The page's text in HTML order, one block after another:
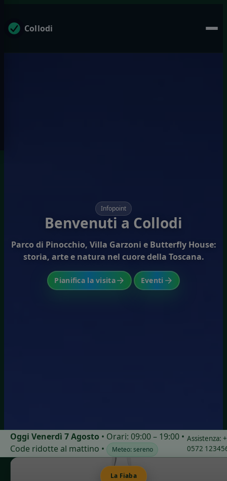
Collodi
Infopoint
Benvenuti a Collodi
Parco di Pinocchio, Villa Garzoni e Butterfly House:
storia, arte e natura nel cuore della Toscana.
Pianifica la visita Eventi
Oggi Venerdì 7 Agosto • Orari: 09:00 – 19:00 •
Code ridotte al mattino •
Meteo: sereno
Assistenza:
0572
La Fiaba